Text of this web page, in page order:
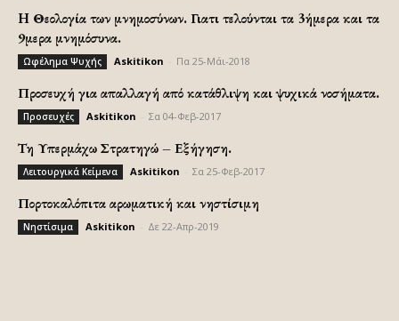
H Θεολογία των μνημοσύνων. Γιατι τελούνται τα 3ήμερα και τα
9μερα μνημόσυνα.
Ωφέλημα Ψυχής Askitikon Πα 25-Μάι-2018
Προσευχή για απαλλαγή από κατάθλιψη και ψυχικά νοσήματα.
Προσευχές Askitikon Σα 04-Φεβ-2017
Τη Υπερμάχω Στρατηγώ – Εξήγηση.
Λειτουργικά Κείμενα Askitikon Σα 25-Φεβ-2017
Πορτοκαλόπιτα αρωματική και νηστίσιμη
Νηστίσιμα Askitikon Δε 22-Απρ-2019